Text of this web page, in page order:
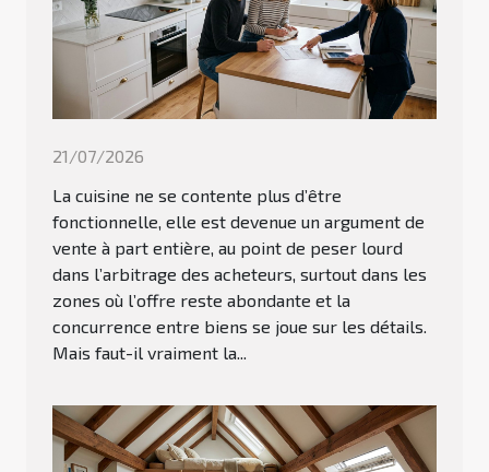
21/07/2026
La cuisine ne se contente plus d’être
fonctionnelle, elle est devenue un argument de
vente à part entière, au point de peser lourd
dans l’arbitrage des acheteurs, surtout dans les
zones où l’offre reste abondante et la
concurrence entre biens se joue sur les détails.
Mais faut-il vraiment la...